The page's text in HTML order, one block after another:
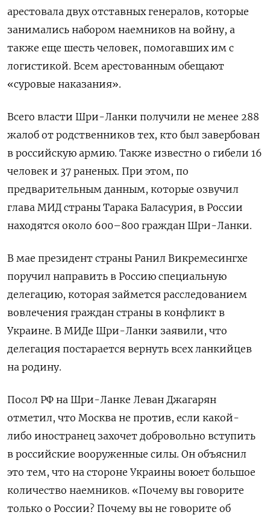
арестовала двух отставных генералов, которые
занимались набором наемников на войну, а
также еще шесть человек, помогавших им с
логистикой. Всем арестованным обещают
«суровые наказания».
Всего власти Шри-Ланки получили не менее 288
жалоб от родственников тех, кто был завербован
в российскую армию. Также известно о гибели 16
человек и 37 раненых. При этом, по
предварительным данным, которые озвучил
глава МИД страны Тарака Баласурия, в России
находятся около 600–800 граждан Шри-Ланки.
В мае президент страны Ранил Викремесингхе
поручил направить в Россию специальную
делегацию, которая займется расследованием
вовлечения граждан страны в конфликт в
Украине. В МИДе Шри-Ланки заявили, что
делегация постарается вернуть всех ланкийцев
на родину.
Посол РФ на Шри-Ланке Леван Джагарян
отметил, что Москва не против, если какой-
либо иностранец захочет добровольно вступить
в российские вооруженные силы. Он объяснил
это тем, что на стороне Украины воюет большое
количество наемников. «Почему вы говорите
только о России? Почему вы не говорите об